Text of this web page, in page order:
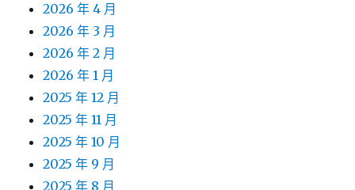
2026 年 4 月
2026 年 3 月
2026 年 2 月
2026 年 1 月
2025 年 12 月
2025 年 11 月
2025 年 10 月
2025 年 9 月
2025 年 8 月